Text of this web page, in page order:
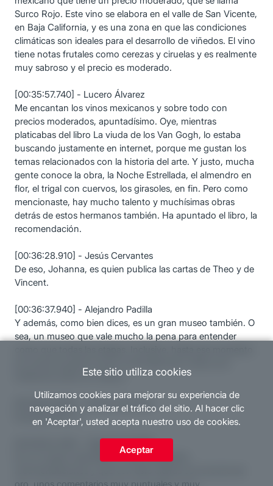
Este sitio utiliza cookies
Utilizamos cookies para mejorar su experiencia de
navegación y analizar el tráfico del sitio. Al hacer clic
en 'Aceptar', usted acepta nuestro uso de cookies.
Aceptar
Surco Rojo. Este vino se elabora en el valle de San Vicente,
en Baja California, y es una zona en que las condiciones
climáticas son ideales para el desarrollo de viñedos. El vino
tiene notas frutales como cerezas y ciruelas y es realmente
muy sabroso y el precio es moderado.
[00:35:57.740] - Lucero Álvarez
Me encantan los vinos mexicanos y sobre todo con
precios moderados, apuntadísimo. Oye, mientras
platicabas del libro La viuda de los Van Gogh, lo estaba
buscando justamente en internet, porque me gustan los
temas relacionados con la historia del arte. Y justo, mucha
gente conoce la obra, la Noche Estrellada, el almendro en
flor, el trigal con cuervos, los girasoles, en fin. Pero como
mencionaste, hay mucho talento y muchísimas obras
detrás de estos hermanos también. Ha apuntado el libro, la
recomendación.
[00:36:28.910] - Jesús Cervantes
De eso, Johanna, es quien publica las cartas de Theo y de
Vincent.
[00:36:37.940] - Alejandro Padilla
Y además, como bien dices, es un gran museo también. O
sea, un museo que vale mucho la pena para entender
inferencia sobre su cultura.
[00:36:51.600] - Jesús Cervantes
Exactamente, sí.
[00:36:52.300] - Alejandro Padilla
Es un museo maravilloso, unas excelentes